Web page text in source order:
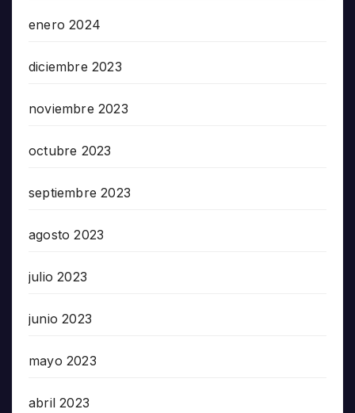
enero 2024
diciembre 2023
noviembre 2023
octubre 2023
septiembre 2023
agosto 2023
julio 2023
junio 2023
mayo 2023
abril 2023